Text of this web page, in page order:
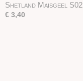
Shetland Maisgeel S02
€ 3,40